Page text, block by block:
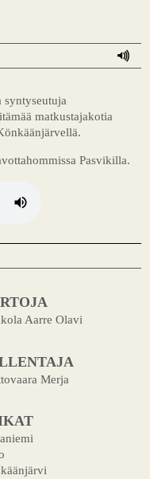
syntyseutuja
matkustajakotia
Pasvikilla.
Aarre Olavi
Merja